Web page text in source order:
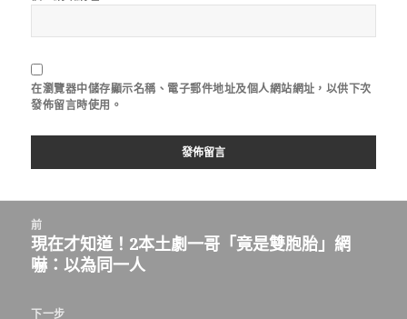
在瀏覽器中儲存顯示名稱、電子郵件地址及個人網站網址，以供下次
發佈留言時使用。
前
上
一
文
現在才知道！2本土劇一哥「竟是雙胞胎」網
嚇：以為同一人
下一步